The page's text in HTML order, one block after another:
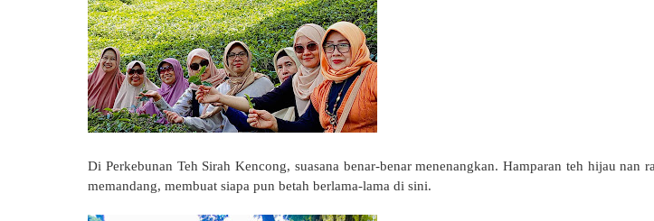
Di Perkebunan Teh Sirah Kencong, suasana benar-benar menenangkan. Hamparan teh hijau nan
memandang, membuat siapa pun betah berlama-lama di sini.